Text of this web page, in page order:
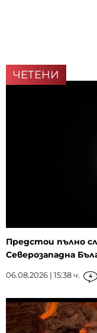
ЧЕТЕНИ
Предстои пълно
Северозападна
06.08.2026 | 15:38 ч. 4